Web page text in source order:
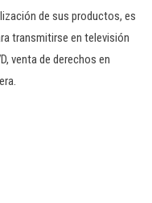
de sus productos, es
transmitirse en televisión
venta de derechos en